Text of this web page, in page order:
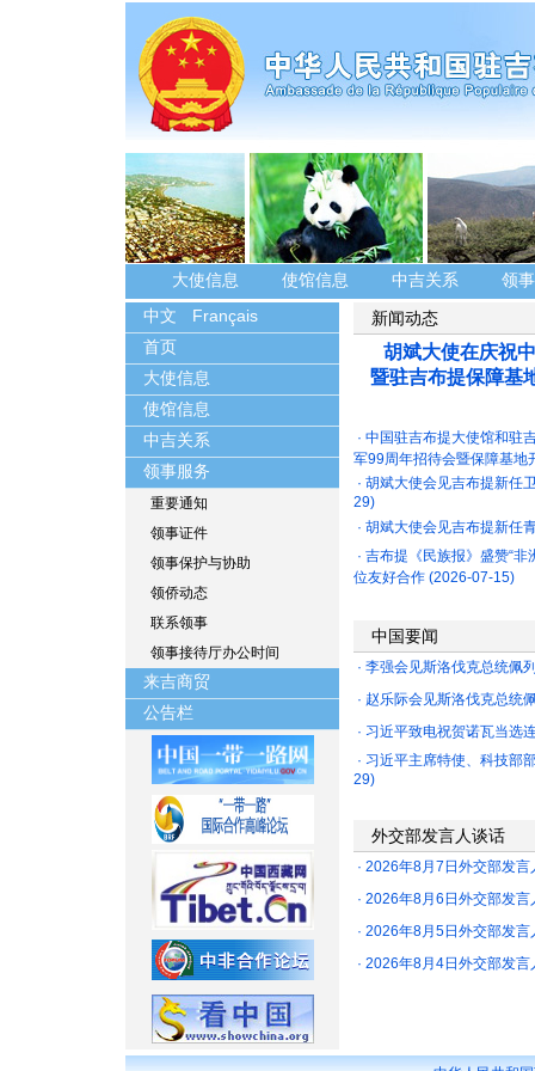
大使信息 使馆信息 中吉关系
领
中文
Français
首页
大使信息
使馆信息
中吉关系
领事服务
重要通知
领事证件
领事保护与协助
领侨动态
联系领事
领事接待厅办公时间
来吉商贸
公告栏
新闻动态
胡斌大使在庆祝
暨驻吉布提保障基
· 中国驻吉布提大使馆和驻
军99周年招待会暨保障基地
· 胡斌大使会见吉布提新任
29)
· 胡斌大使会见吉布提新任
· 吉布提《民族报》盛赞“
位友好合作 (2026-07-15)
中国要闻
· 李强会见斯洛伐克总统佩
· 赵乐际会见斯洛伐克总统
· 习近平致电祝贺诺瓦当选
· 习近平主席特使、科技部
29)
外交部发言人谈话
· 2026年8月7日外交部发言
· 2026年8月6日外交部发言
· 2026年8月5日外交部发言
· 2026年8月4日外交部发言